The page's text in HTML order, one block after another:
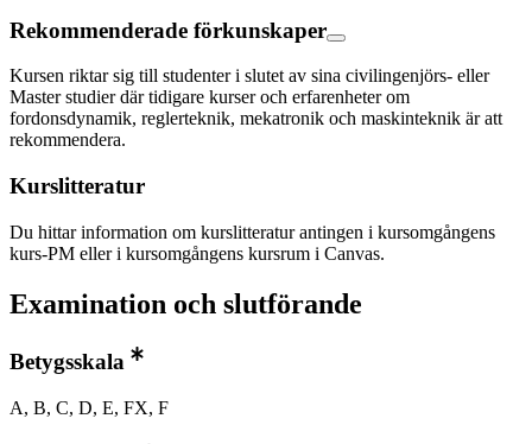
Rekommenderade förkunskaper
Kursen riktar sig till studenter i slutet av sina civilingenjörs- eller
Master studier där tidigare kurser och erfarenheter om
fordonsdynamik, reglerteknik, mekatronik och maskinteknik är att
rekommendera.
Kurslitteratur
Du hittar information om kurslitteratur antingen i kursomgångens
kurs-PM eller i kursomgångens kursrum i Canvas.
Examination och slutförande
Betygsskala
A, B, C, D, E, FX, F